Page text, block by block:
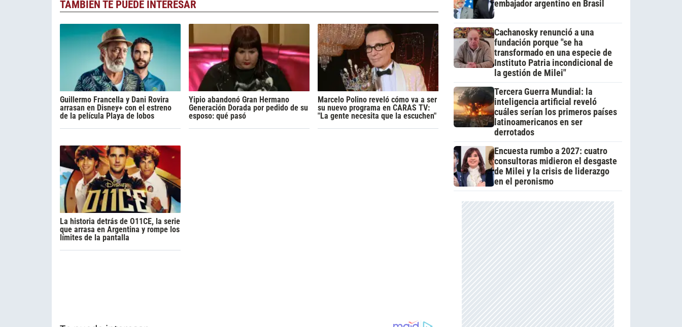
TAMBIÉN TE PUEDE INTERESAR
Guillermo Francella y Dani Rovira
arrasan en Disney+ con el estreno
de la película Playa de lobos
Yipio abandonó Gran Hermano
Generación Dorada por pedido de su
esposo: qué pasó
Marcelo Polino reveló cómo va a ser
su nuevo programa en CARAS TV:
"La gente necesita que la escuchen"
La historia detrás de O11CE, la serie
que arrasa en Argentina y rompe los
límites de la pantalla
embajador argentino en Brasil
Cachanosky renunció a una
fundación porque "se ha
transformado en una especie de
Instituto Patria incondicional de
la gestión de Milei"
Tercera Guerra Mundial: la
inteligencia artificial reveló
cuáles serían los primeros países
latinoamericanos en ser
derrotados
Encuesta rumbo a 2027: cuatro
consultoras midieron el desgaste
de Milei y la crisis de liderazgo
en el peronismo